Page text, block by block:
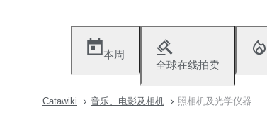
本周
全球在线拍卖
Catawiki 音乐、电影及相机 照相机及光学仪器